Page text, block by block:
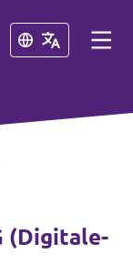
Schließen
Schließen
(Digitale-